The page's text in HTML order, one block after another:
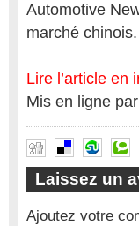
Automotive
marché chinois.
Lire l’article en
Mis en ligne
Laissez un
Ajoutez votre